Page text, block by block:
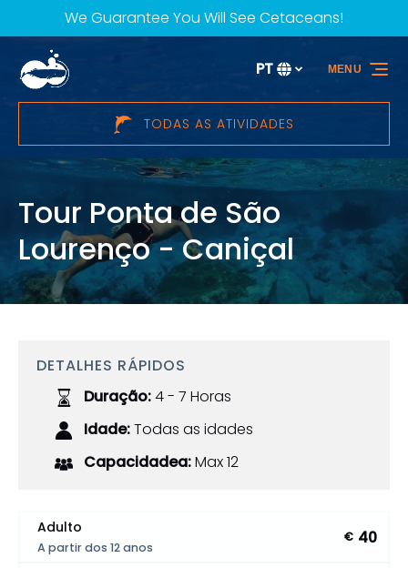
Passar para a navegação primária
Passar para o conteúdo
Passar para o rodapé
We Guarantee You Will See Cetaceans!
Selecione
o
idioma
PT
TODAS AS ATIVIDADES
MENU
Tour Ponta de São
Lourenço - Caniçal
DETALHES RÁPIDOS
Duração:4 - 7 Horas
Idade:Todas as idades
Capacidadea:Max 12
Adulto
A partir dos 12 anos
€ 40